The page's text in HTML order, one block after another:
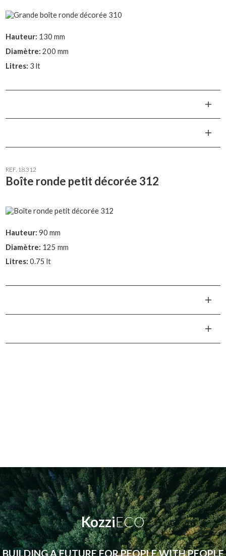
Hauteur: 130 mm
Diamètre: 200 mm
Litres: 3 lt
REF. 18.312
Boîte ronde petit décorée 312
Hauteur: 90 mm
Diamètre: 125 mm
Litres: 0.75 lt
KozziECO
BUILDING A FUTURE FOR PEOPLE WITH PEOPLE